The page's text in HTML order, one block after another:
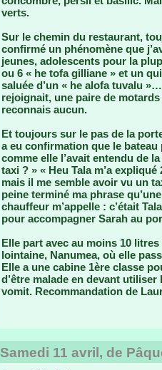
verts.
Sur le chemin du restaurant,
confirmé un phénomène que
jeunes, adolescents pour la
ou 6 « he tofa gilliane » et un
saluée d’un « he alofa tuvalu
rejoignait, une paire de
reconnais aucun.
Et toujours sur le pas de la
a eu confirmation que le
comme elle l’avait entendu de
taxi ? » « Heu Tala m’a
mais il me semble avoir vu un
peine terminé ma phrase
chauffeur m’appelle : c’était
pour accompagner Sarah au
Elle part avec au moins 10 litres
lointaine, Nanumea, où elle
Elle a une cabine 1ère classe
d’être malade en devant
vomit. Recommandation de
Samedi 11 avril, de